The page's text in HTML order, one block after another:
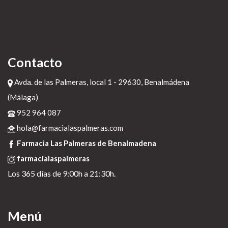
Contacto
Avda. de las Palmeras, local 1 - 29630, Benalmádena
(Málaga)
952 964 087
hola@farmacialaspalmeras.com
Farmacia Las Palmeras de Benalmadena
farmacialaspalmeras
Los 365 días de 9:00h a 21:30h.
Menú